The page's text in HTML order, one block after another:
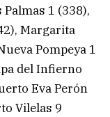
Palmas 1 (338),
Margarita
Pompeya 1
del Infierno
Eva Perón
Vilelas 9